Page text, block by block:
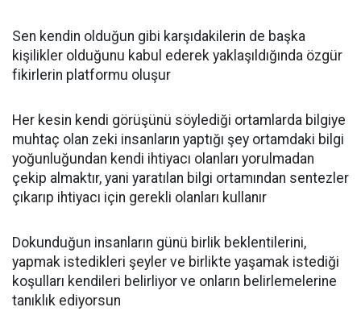
Sen kendin olduğun gibi karşıdakilerin de başka
kişilikler olduğunu kabul ederek yaklaşıldığında özgür
fikirlerin platformu oluşur
Her kesin kendi görüşünü söylediği ortamlarda bilgiye
muhtaç olan zeki insanların yaptığı şey ortamdaki bilgi
yoğunluğundan kendi ihtiyacı olanları yorulmadan
çekip almaktır, yani yaratılan bilgi ortamından sentezler
çıkarıp ihtiyacı için gerekli olanları kullanır
Dokunduğun insanların günü birlik beklentilerini,
yapmak istedikleri şeyler ve birlikte yaşamak istediği
koşulları kendileri belirliyor ve onların belirlemelerine
tanıklık ediyorsun